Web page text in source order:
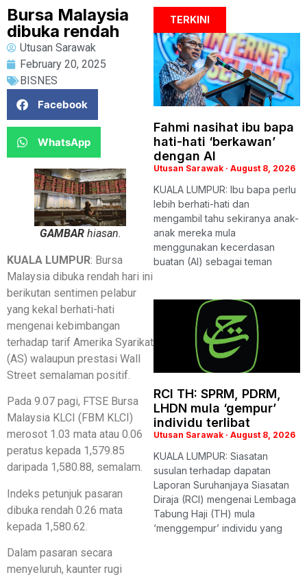
Bursa Malaysia
dibuka rendah
Utusan Sarawak
February 20, 2025
BISNES
Facebook
WhatsApp
GAMBARhiasan.
KUALA LUMPUR: Bursa
Malaysia dibuka rendah hari ini
berikutan sentimen pelabur
yang kekal berhati-hati
mengenai kebimbangan
terhadap tarif Amerika Syarikat
(AS) walaupun prestasi Wall
Street semalaman positif.
Pada 9.07 pagi, FTSE Bursa
Malaysia KLCI (FBM KLCI)
merosot 1.03 mata atau 0.06
peratus kepada 1,579.85
daripada 1,580.88, semalam.
Indeks petunjuk pasaran
dibuka rendah 0.26 mata
kepada 1,580.62.
Dalam pasaran secara
menyeluruh, kaunter rugi
TERKINI
Fahmi nasihat ibu bapa
hati-hati ‘berkawan’
dengan AI
Utusan Sarawak August 8, 2026
KUALA LUMPUR: Ibu bapa perlu
lebih berhati-hati dan
mengambil tahu sekiranya anak-
anak mereka mula
menggunakan kecerdasan
buatan (AI) sebagai teman
RCI TH: SPRM, PDRM,
LHDN mula ‘gempur’
individu terlibat
Utusan Sarawak August 8, 2026
KUALA LUMPUR: Siasatan
susulan terhadap dapatan
Laporan Suruhanjaya Siasatan
Diraja (RCI) mengenai Lembaga
Tabung Haji (TH) mula
‘menggempur’ individu yang